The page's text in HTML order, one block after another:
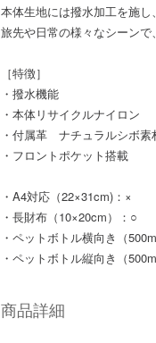
本体生地には撥水加工を施し
旅先や日常の様々なシーンで
［特徴］
・撥水機能
・本体リサイクルナイロン
・付属革 ナチュラルシボ素
・フロントポケット搭載
・A4対応（22×31cm)：×
・長財布（10×20cm）：○
・ペットボトル横向き（
・ペットボトル縦向き（
商品詳細